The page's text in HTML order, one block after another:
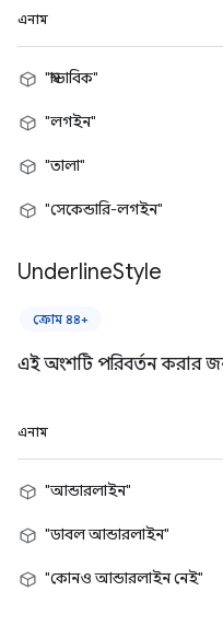
এনাম
"স্বাভাবিক"
"লগইন"
"তালা"
"সেকেন্ডারি-লগইন"
UnderlineStyle
ক্রোম ৪৪+
এই অংশটি পরিবর্তন করার
এনাম
"আন্ডারলাইন"
"ডাবল আন্ডারলাইন"
"কোনও আন্ডারলাইন নেই"